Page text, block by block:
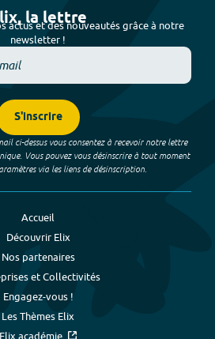
la lettre
actus et des nouveautés grâce à notre
newsletter !
S'inscrire
ci-dessus vous consentez à recevoir notre lettre
Vous pouvez vous désinscrire à tout moment
via les liens de désinscription.
Accueil
Découvrir Elix
Nos partenaires
et Collectivités
Engagez-vous !
Les Thèmes Elix
Elix académie